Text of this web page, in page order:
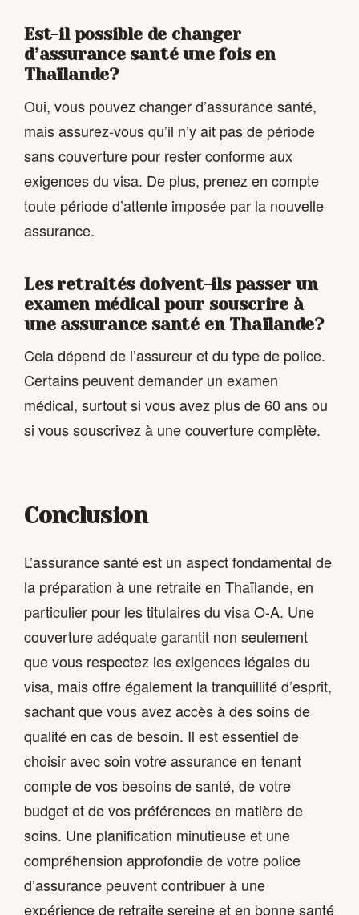
Est-il possible de changer
d’assurance santé une fois en
Thaïlande?
Oui, vous pouvez changer d’assurance santé,
mais assurez-vous qu’il n’y ait pas de période
sans couverture pour rester conforme aux
exigences du visa. De plus, prenez en compte
toute période d’attente imposée par la nouvelle
assurance.
Les retraités doivent-ils passer un
examen médical pour souscrire à
une assurance santé en Thaïlande?
Cela dépend de l’assureur et du type de police.
Certains peuvent demander un examen
médical, surtout si vous avez plus de 60 ans ou
si vous souscrivez à une couverture complète.
Conclusion
L’assurance santé est un aspect fondamental de
la préparation à une retraite en Thaïlande, en
particulier pour les titulaires du visa O-A. Une
couverture adéquate garantit non seulement
que vous respectez les exigences légales du
visa, mais offre également la tranquillité d’esprit,
sachant que vous avez accès à des soins de
qualité en cas de besoin. Il est essentiel de
choisir avec soin votre assurance en tenant
compte de vos besoins de santé, de votre
budget et de vos préférences en matière de
soins. Une planification minutieuse et une
compréhension approfondie de votre police
d’assurance peuvent contribuer à une
expérience de retraite sereine et en bonne santé